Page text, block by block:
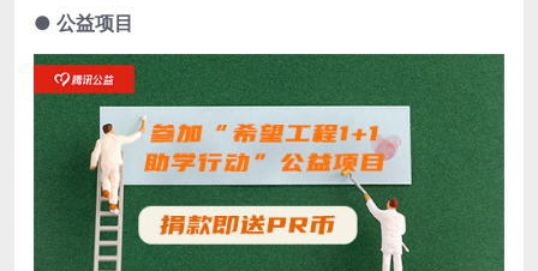
● 公益项目